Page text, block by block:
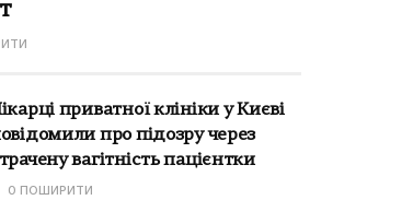
приватної клініки у Києві
про підозру через
вагітність пацієнтки
0 ПОШИРИТИ